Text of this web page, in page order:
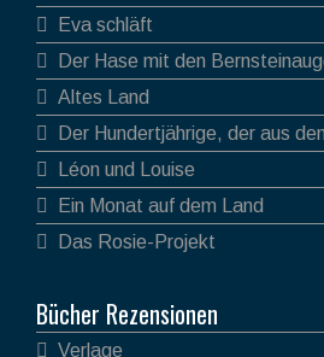
Eva schläft
Der Hase mit den
Altes Land
Der Hundertjährige, der aus
verschwand
Léon und Louise
Ein Monat auf dem Land
Das Rosie-Projekt
Bücher Rezensionen
Verlage